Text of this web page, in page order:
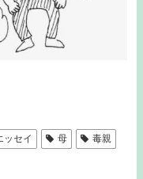
ッセイ 母
毒親